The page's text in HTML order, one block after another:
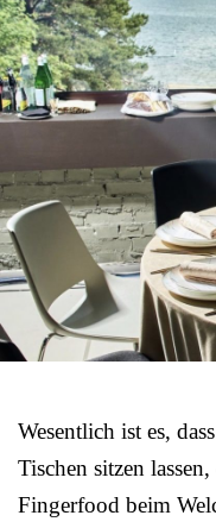
Wesentlich ist es,
Tischen sitzen
Fingerfood beim